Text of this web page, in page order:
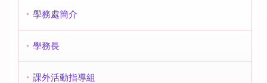
學務處簡介
學務長
課外活動指導組